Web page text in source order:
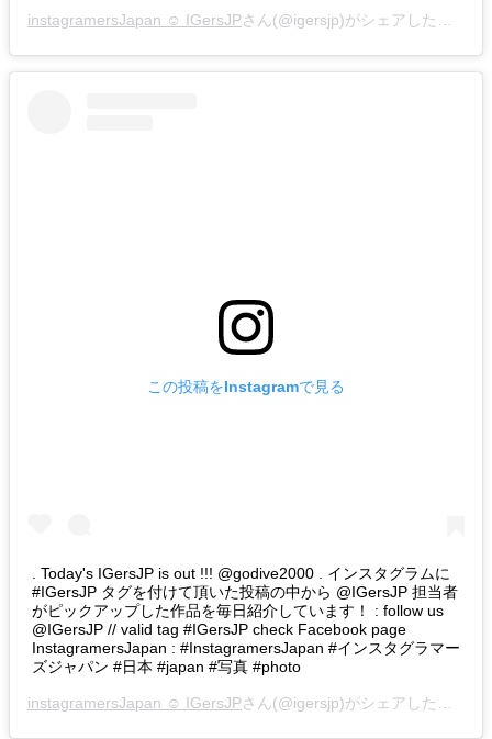
instagramersJapan ☺︎ IGersJPさん(@igersjp)がシェアした投稿 –
この投稿をInstagramで見る
. Today's IGersJP is out !!! @godive2000 . インスタグラムに
#IGersJP タグを付けて頂いた投稿の中から @IGersJP 担当者
がピックアップした作品を毎日紹介しています！ : follow us
@IGersJP // valid tag #IGersJP check Facebook page
InstagramersJapan : #InstagramersJapan #インスタグラマー
ズジャパン #日本 #japan #写真 #photo
instagramersJapan ☺︎ IGersJPさん(@igersjp)がシェアした投稿 –